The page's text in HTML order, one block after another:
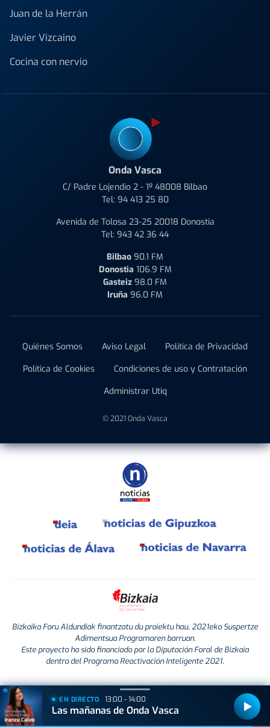
Juan de la Herrán
Javier Vizcaino
Cocina con nervio
Onda Vasca
C/ Padre Lojendio 2 - 1º 48008 Bilbao
Tel: 94 413 25 80
Avenida de Tolosa 23-25 20018 Donostia
Tel: 943 42 36 44
Bilbao 90.1 FM
Donostia 106.9 FM
Gasteiz 98.0 FM
Iruña 96.0 FM
Quiénes Somos Aviso Legal
Política de Privacidad
Política de Cookies
Condiciones de uso y Contratación
Administrar Utiq
© 2021 Onda Vasca
Bizkaiko Foru Aldundiak finantzatu du proiektu hau, 2021eko Suspertze
Adimentsua Programaren barruan.
Este proyecto ha sido financiado por la Diputación Foral de Bizkaia
dentro del Programa Reactivación Inteligente 2021.
EN DIRECTO 13:00 - 14:00
Las mañanas de Onda Vasca